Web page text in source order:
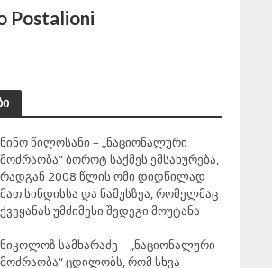
Postalioni
ნინო წილოსანი – „ნაციონალური
მოძრაობა“ ბოროტ საქმეს ემსახურება,
რადგან 2008 წლის ომი დიდწილად
მათ სინდისსა და ნამუსზეა, რომელმაც
ქვეყანას უმძიმესი შედეგი მოუტანა
ნიკოლოზ სამხარაძე – „ნაციონალური
მოძრაობა“ ცდილობს, რომ სხვა